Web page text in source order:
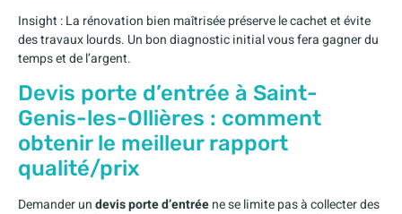
Insight : La rénovation bien maîtrisée préserve le cachet et évite
des travaux lourds. Un bon diagnostic initial vous fera gagner du
temps et de l’argent.
Devis porte d’entrée à Saint-
Genis-les-Ollières : comment
obtenir le meilleur rapport
qualité/prix
Demander undevis porte d’entréene se limite pas à collecter des